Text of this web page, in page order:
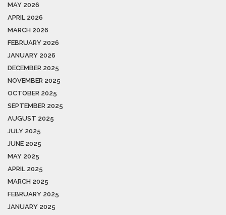
MAY 2026
APRIL 2026
MARCH 2026
FEBRUARY 2026
JANUARY 2026
DECEMBER 2025
NOVEMBER 2025
OCTOBER 2025
SEPTEMBER 2025
AUGUST 2025
JULY 2025
JUNE 2025
MAY 2025
APRIL 2025
MARCH 2025
FEBRUARY 2025
JANUARY 2025